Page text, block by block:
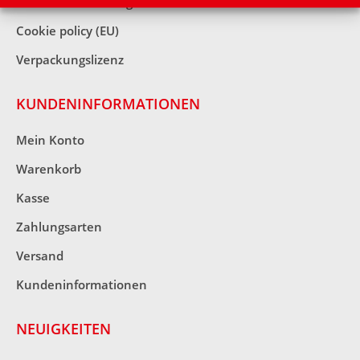
Cookie policy (EU)
Verpackungslizenz
KUNDENINFORMATIONEN
Mein Konto
Warenkorb
Kasse
Zahlungsarten
Versand
Kundeninformationen
NEUIGKEITEN